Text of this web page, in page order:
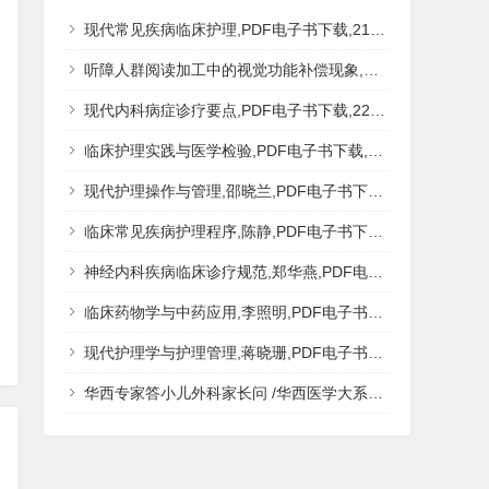
现代常见疾病临床护理,PDF电子书下载,217MB,网盘资源
听障人群阅读加工中的视觉功能补偿现象,秦钊,PDF电子书下载,网盘资源
现代内科病症诊疗要点,PDF电子书下载,223MB,网盘资源
临床护理实践与医学检验,PDF电子书下载,193MB,网盘资源
现代护理操作与管理,邵晓兰,PDF电子书下载,242MB,网盘资源
临床常见疾病护理程序,陈静,PDF电子书下载,185MB,网盘资源
神经内科疾病临床诊疗规范,郑华燕,PDF电子书下载,188MB,网盘资源
临床药物学与中药应用,李照明,PDF电子书下载,202MB,网盘资源
现代护理学与护理管理,蒋晓珊,PDF电子书下载,223MB,网盘资源
华西专家答小儿外科家长问 /华西医学大系?医学科普,PDF电子书网盘下载